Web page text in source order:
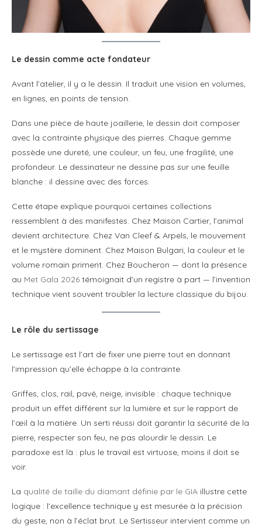
Le dessin comme acte fondateur
Avant l’atelier, il y a le dessin. Il traduit une vision en volumes,
en lignes, en points de tension.
Dans une pièce de haute joaillerie, le dessin doit composer
avec la contrainte physique des pierres. Chaque gemme
possède une dureté, une couleur, un feu, une fragilité, une
profondeur. Le dessinateur ne dessine pas sur une feuille
blanche : il dessine avec des forces.
Cette étape explique pourquoi certaines collections
ressemblent à des manifestes. Chez Maison Cartier, l’animal
devient architecture. Chez Van Cleef & Arpels, le mouvement
et le mystère dominent. Chez Maison Bulgari, la couleur et le
volume romain priment. Chez Boucheron — dont la présence
au Met Gala 2026 témoignait d’un registre à part — l’invention
technique vient souvent troubler la lecture classique du bijou.
Le rôle du sertissage
Le sertissage est l’art de fixer une pierre tout en donnant
l’impression qu’elle échappe à la contrainte.
Griffes, clos, rail, pavé, neige, invisible : chaque technique
produit un effet différent sur la lumière et sur le rapport de
l’œil à la matière. Un serti réussi doit garantir la sécurité de la
pierre, respecter son feu, ne pas alourdir le dessin. Le
paradoxe est là : plus le travail est virtuose, moins il doit se
voir.
La qualité de taille du diamant définie par le GIA illustre cette
logique : l’excellence technique y est mesurée à la précision
du geste, non à l’éclat brut. Le Sertisseur intervient comme un